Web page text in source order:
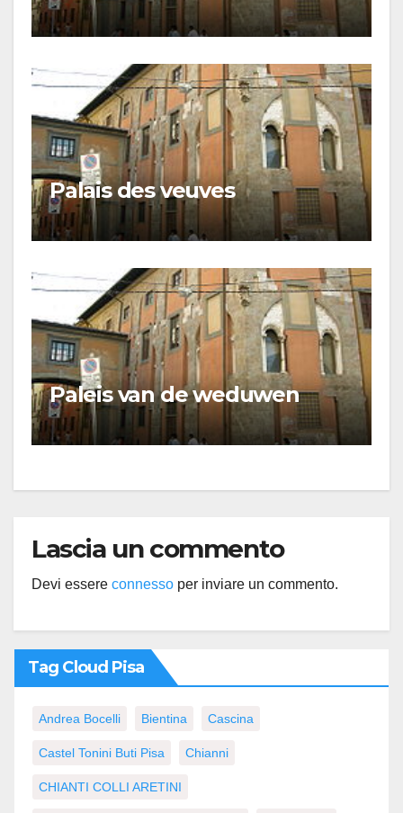
Palais des veuves
Paleis van de weduwen
Lascia un commento
Devi essere connesso per inviare un commento.
Tag Cloud Pisa
Andrea Bocelli Bientina Cascina
Castel Tonini Buti Pisa Chianni
CHIANTI COLLI ARETINI